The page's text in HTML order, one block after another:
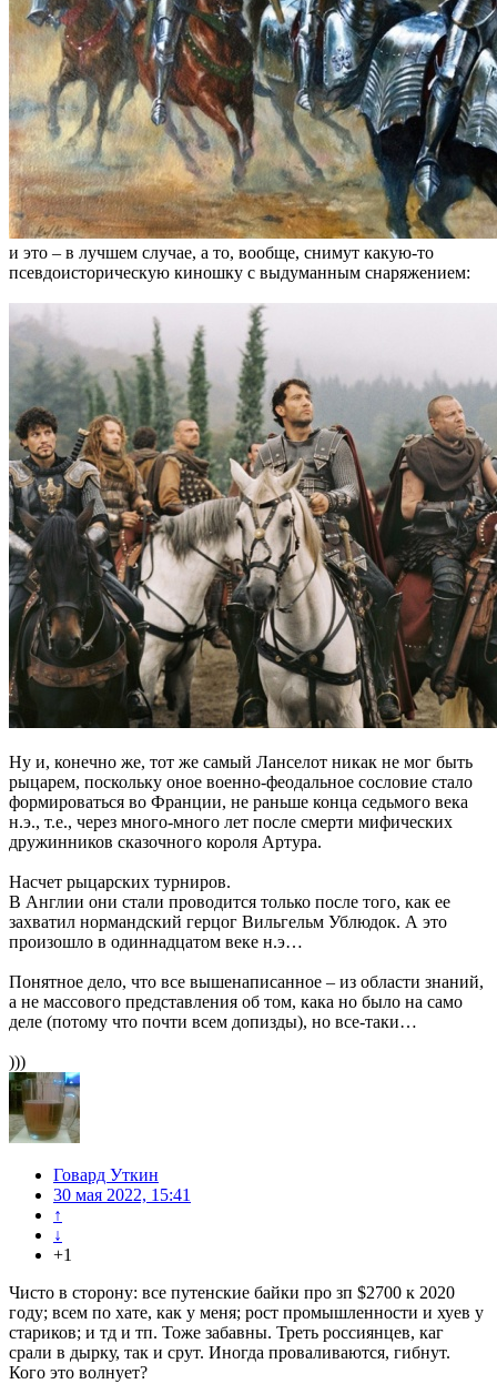
и это – в лучшем случае, а то, вообще, снимут какую-то
псевдоисторическую киношку с выдуманным снаряжением:
Ну и, конечно же, тот же самый Ланселот никак не мог быть
рыцарем, поскольку оное военно-феодальное сословие стало
формироваться во Франции, не раньше конца седьмого века
н.э., т.е., через много-много лет после смерти мифических
дружинников сказочного короля Артура.
Насчет рыцарских турниров.
В Англии они стали проводится только после того, как ее
захватил нормандский герцог Вильгельм Ублюдок. А это
произошло в одиннадцатом веке н.э…
Понятное дело, что все вышенаписанное – из области знаний,
а не массового представления об том, кака но было на само
деле (потому что почти всем допизды), но все-таки…
)))
Говард Уткин
30 мая 2022, 15:41
↑
↓
+1
Чисто в сторону: все путенские байки про зп $2700 к 2020
году; всем по хате, как у меня; рост промышленности и хуев у
стариков; и тд и тп. Тоже забавны. Треть россиянцев, каг
срали в дырку, так и срут. Иногда проваливаются, гибнут.
Кого это волнует?